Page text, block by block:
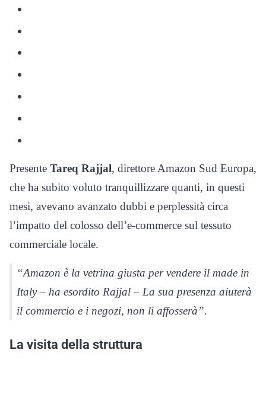
Presente Tareq Rajjal, direttore Amazon Sud Europa,
che ha subito voluto tranquillizzare quanti, in questi
mesi, avevano avanzato dubbi e perplessità circa
l’impatto del colosso dell’e-commerce sul tessuto
commerciale locale.
“Amazon è la vetrina giusta per vendere il made in
Italy – ha esordito Rajjal – La sua presenza aiuterà
il commercio e i negozi, non li affosserà”.
La visita della struttura